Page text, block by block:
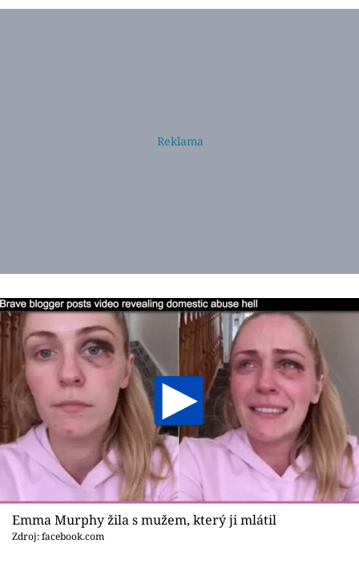
Emma Murphy žila s mužem, který ji mlátil
Zdroj: facebook.com